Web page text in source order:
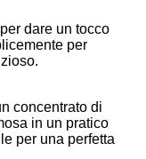
dare un tocco
per
concentrato di
in un pratico
per una perfetta